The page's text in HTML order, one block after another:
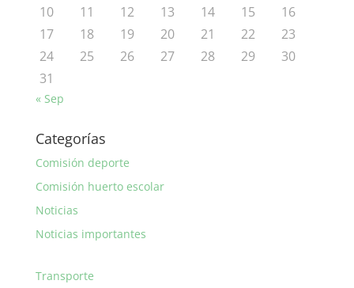
10
11 12 13 14 15
16
17
18 19 20 21 22
23
24
25 26 27 28 29
30
31
« Sep
Categorías
Comisión deporte
Comisión huerto escolar
Noticias
Noticias importantes
Transporte